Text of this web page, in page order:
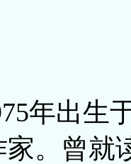
年出生
。曾就